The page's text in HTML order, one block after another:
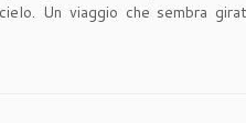
Un viaggio che sembra